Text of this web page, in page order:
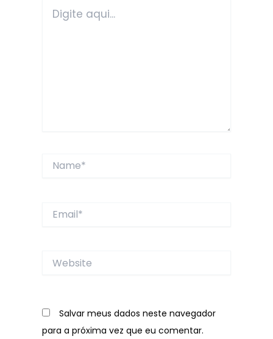
aqui...
Website
Salvar meus dados neste navegador
para a próxima vez que eu comentar.